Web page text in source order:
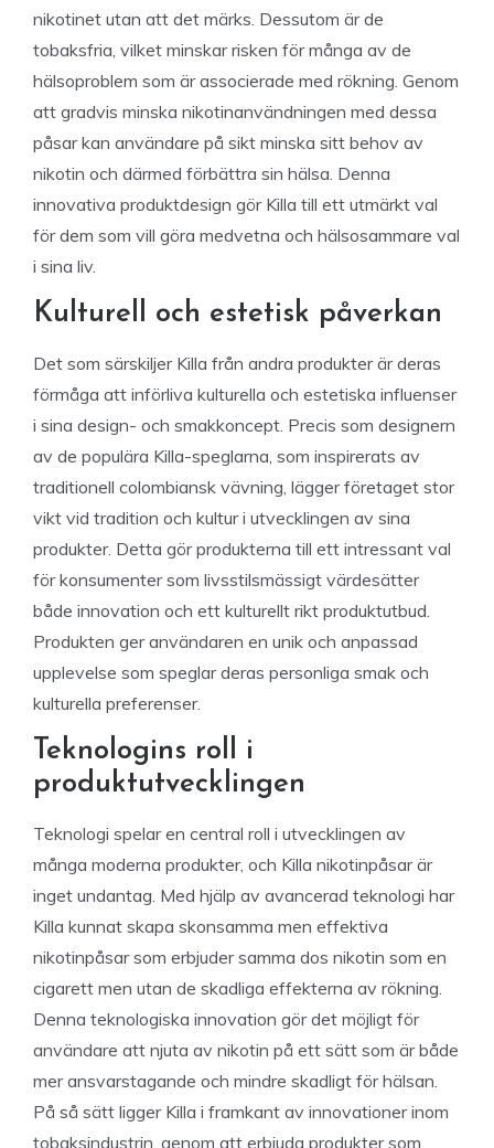
nikotinet utan att det märks. Dessutom är de
tobaksfria, vilket minskar risken för många av de
hälsoproblem som är associerade med rökning. Genom
att gradvis minska nikotinanvändningen med dessa
påsar kan användare på sikt minska sitt behov av
nikotin och därmed förbättra sin hälsa. Denna
innovativa produktdesign gör Killa till ett utmärkt val
för dem som vill göra medvetna och hälsosammare val
i sina liv.
Kulturell och estetisk påverkan
Det som särskiljer Killa från andra produkter är deras
förmåga att införliva kulturella och estetiska influenser
i sina design- och smakkoncept. Precis som designern
av de populära Killa-speglarna, som inspirerats av
traditionell colombiansk vävning, lägger företaget stor
vikt vid tradition och kultur i utvecklingen av sina
produkter. Detta gör produkterna till ett intressant val
för konsumenter som livsstilsmässigt värdesätter
både innovation och ett kulturellt rikt produktutbud.
Produkten ger användaren en unik och anpassad
upplevelse som speglar deras personliga smak och
kulturella preferenser.
Teknologins roll i
produktutvecklingen
Teknologi spelar en central roll i utvecklingen av
många moderna produkter, och Killa nikotinpåsar är
inget undantag. Med hjälp av avancerad teknologi har
Killa kunnat skapa skonsamma men effektiva
nikotinpåsar som erbjuder samma dos nikotin som en
cigarett men utan de skadliga effekterna av rökning.
Denna teknologiska innovation gör det möjligt för
användare att njuta av nikotin på ett sätt som är både
mer ansvarstagande och mindre skadligt för hälsan.
På så sätt ligger Killa i framkant av innovationer inom
tobaksindustrin, genom att erbjuda produkter som